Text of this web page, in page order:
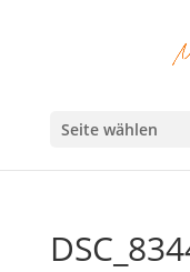
Seite wählen